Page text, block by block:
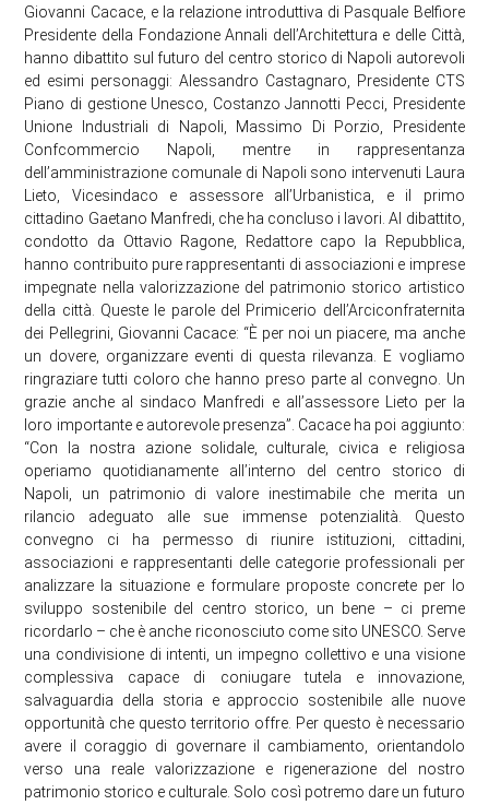
Giovanni Cacace, e la relazione introduttiva di Pasquale Belfiore
Presidente della Fondazione Annali dell’Architettura e delle Città,
hanno dibattito sul futuro del centro storico di Napoli autorevoli
ed esimi personaggi: Alessandro Castagnaro, Presidente CTS
Piano di gestione Unesco, Costanzo Jannotti Pecci, Presidente
Unione Industriali di Napoli, Massimo Di Porzio, Presidente
Confcommercio Napoli, mentre in rappresentanza
dell’amministrazione comunale di Napoli sono intervenuti Laura
Lieto, Vicesindaco e assessore all’Urbanistica, e il primo
cittadino Gaetano Manfredi, che ha concluso i lavori. Al dibattito,
condotto da Ottavio Ragone, Redattore capo la Repubblica,
hanno contribuito pure rappresentanti di associazioni e imprese
impegnate nella valorizzazione del patrimonio storico artistico
della città. Queste le parole del Primicerio dell’Arciconfraternita
dei Pellegrini, Giovanni Cacace: “È per noi un piacere, ma anche
un dovere, organizzare eventi di questa rilevanza. E vogliamo
ringraziare tutti coloro che hanno preso parte al convegno. Un
grazie anche al sindaco Manfredi e all’assessore Lieto per la
loro importante e autorevole presenza”. Cacace ha poi aggiunto:
“Con la nostra azione solidale, culturale, civica e religiosa
operiamo quotidianamente all’interno del centro storico di
Napoli, un patrimonio di valore inestimabile che merita un
rilancio adeguato alle sue immense potenzialità. Questo
convegno ci ha permesso di riunire istituzioni, cittadini,
associazioni e rappresentanti delle categorie professionali per
analizzare la situazione e formulare proposte concrete per lo
sviluppo sostenibile del centro storico, un bene – ci preme
ricordarlo – che è anche riconosciuto come sito UNESCO. Serve
una condivisione di intenti, un impegno collettivo e una visione
complessiva capace di coniugare tutela e innovazione,
salvaguardia della storia e approccio sostenibile alle nuove
opportunità che questo territorio offre. Per questo è necessario
avere il coraggio di governare il cambiamento, orientandolo
verso una reale valorizzazione e rigenerazione del nostro
patrimonio storico e culturale. Solo così potremo dare un futuro